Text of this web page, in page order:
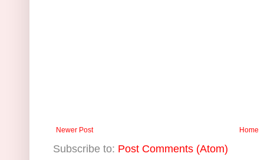
Newer Post Home
Subscribe to: Post Comments (Atom)